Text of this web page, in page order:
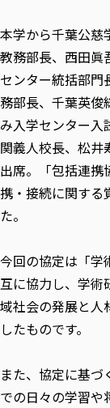
初年次教育
実学臨床教育
教育実践活
禅のこころ
学びのサ
学びのサポー
学費（学部
授業料減免・
宿舎の紹介
学生生活サ
学生自主活動
スポーツ傷
JICA草の根
被災地の子ど
研究者のご紹
本学から千葉公慈
教務部長、西田眞
センター統括部門
務部長、千葉英俊
み入学センター入
関義人校長、松井
出席。「包括連携
携・接続に関する
た。
今回の協定は「学
互に協力し、学術
域社会の発展と人
したものです。
また、協定に基
での日々の学習や